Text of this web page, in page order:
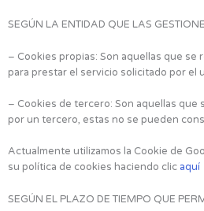
SEGÚN LA ENTIDAD QUE LAS GESTIONE
– Cookies propias: Son aquellas que
para prestar el servicio solicitado por el
– Cookies de tercero: Son aquellas que
por un tercero, estas no se pueden
Actualmente utilizamos la Cookie de
su política de cookies haciendo clic aquí
SEGÚN EL PLAZO DE TIEMPO QUE